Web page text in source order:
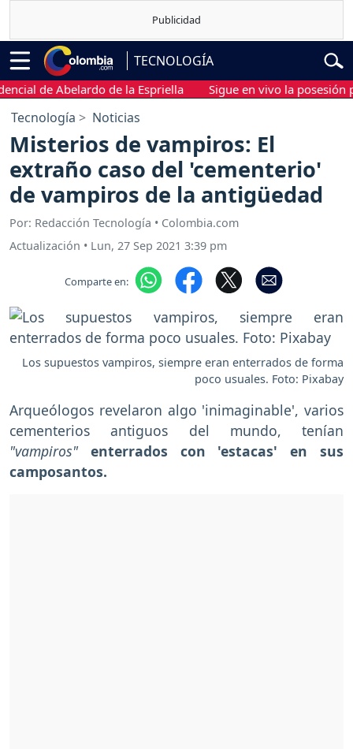
TECNOLOGÍA
de Abelardo de la Espriella Sigue en vivo la posesión
Tecnología Noticias
Misterios de vampiros: El
extraño caso del 'cementerio'
de vampiros de la antigüedad
Por: Redacción Tecnología • Colombia.com
Actualización • Lun, 27 Sep 2021 3:39 pm
Comparte en:
Los supuestos vampiros, siempre eran enterrados de forma
poco usuales. Foto: Pixabay
Arqueólogos revelaron algo 'inimaginable', varios
cementerios antiguos del mundo, tenían
"vampiros"
enterrados con 'estacas' en sus
camposantos.